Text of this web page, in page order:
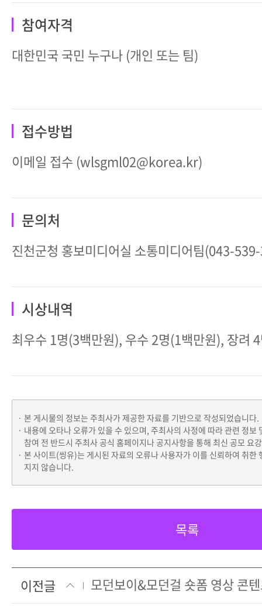
참여자격
대한민국 국민 누구나 (개인 또는 팀)
접수방법
이메일 접수 (wlsgml02@korea.kr)
문의처
진천군청 홍보미디어실 소통미디어팀(043-
시상내역
최우수 1명(3백만원), 우수 2명(1백만원), 장려
본 게시물의 정보는 주최사가 제공한 자료를 기반으로 작성되었습니다.
내용에 오타나 오류가 있을 수 있으며, 주최사의 사정에 따라 관련 정보
참여 전 반드시 주최사 공식 홈페이지나 공지사항을 통해 최신 공모 요
본 사이트(씽유)는 게시된 자료의 오류나 사용자가 이를 신뢰하여 취한
지지 않습니다.
목록
이전글 모던보이&모던걸 숏폼 영상 콘